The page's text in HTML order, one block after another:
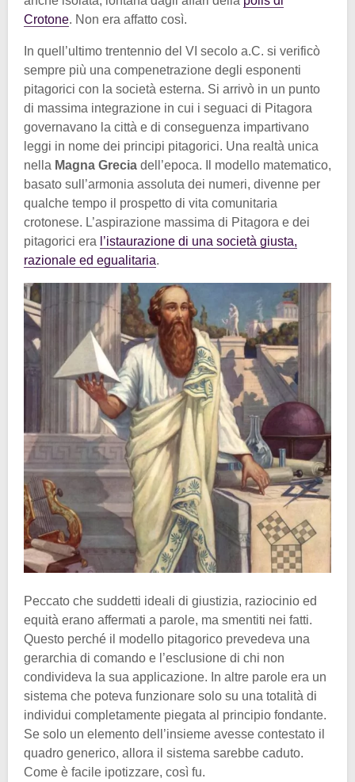
Crotone. Non era affatto così.
In quell’ultimo trentennio del VI secolo a.C. si verificò
sempre più una compenetrazione degli esponenti
pitagorici con la società esterna. Si arrivò in un punto
di massima integrazione in cui i seguaci di Pitagora
governavano la città e di conseguenza impartivano
leggi in nome dei principi pitagorici. Una realtà unica
nella Magna Grecia dell’epoca. Il modello matematico,
basato sull’armonia assoluta dei numeri, divenne per
qualche tempo il prospetto di vita comunitaria
crotonese. L’aspirazione massima di Pitagora e dei
pitagorici era l’istaurazione di una società giusta,
razionale ed egualitaria.
Peccato che suddetti ideali di giustizia, raziocinio ed
equità erano affermati a parole, ma smentiti nei fatti.
Questo perché il modello pitagorico prevedeva una
gerarchia di comando e l’esclusione di chi non
condivideva la sua applicazione. In altre parole era un
sistema che poteva funzionare solo su una totalità di
individui completamente piegata al principio fondante.
Se solo un elemento dell’insieme avesse contestato il
quadro generico, allora il sistema sarebbe caduto.
Come è facile ipotizzare, così fu.